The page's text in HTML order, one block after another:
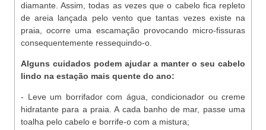
diamante. Assim, todas as vezes que o cabelo fica repleto
de areia lançada pelo vento que tantas vezes existe na
praia, ocorre uma escamação provocando micro-fissuras
consequentemente ressequindo-o.
Alguns cuidados podem ajudar a manter o seu cabelo
lindo na estação mais quente do ano:
- Leve um borrifador com água, condicionador ou creme
hidratante para a praia. A cada banho de mar, passe uma
toalha pelo cabelo e borrife-o com a mistura;